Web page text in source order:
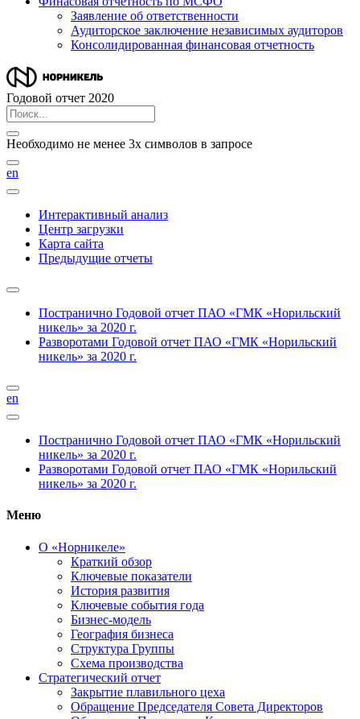
Заявление об ответственности
Аудиторское заключение независимых аудиторов
Консолидированная финансовая отчетность
Годовой отчет 2020
Необходимо не менее 3х символов в запросе
en
Интерактивный анализ
Центр загрузки
Карта сайта
Предыдущие отчеты
Постранично Годовой отчет ПАО «ГМК «Норильский
никель» за 2020 г.
Разворотами Годовой отчет ПАО «ГМК «Норильский
никель» за 2020 г.
en
Постранично Годовой отчет ПАО «ГМК «Норильский
никель» за 2020 г.
Разворотами Годовой отчет ПАО «ГМК «Норильский
никель» за 2020 г.
Меню
О «Норникеле»
Краткий обзор
Ключевые показатели
История развития
Ключевые события года
Бизнес-модель
География бизнеса
Структура Группы
Схема производства
Стратегический отчет
Закрытие плавильного цеха
Обращение Председателя Совета Директоров